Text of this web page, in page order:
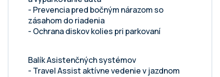
- Prevencia pred bočným nárazom so
zásahom do riadenia
- Ochrana diskov kolies pri parkovaní
Balík Asistenčných systémov
- Travel Assist aktívne vedenie v jazdnom